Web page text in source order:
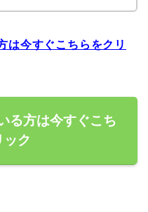
は今すぐこちらをクリ
る方は今すぐこち
ック